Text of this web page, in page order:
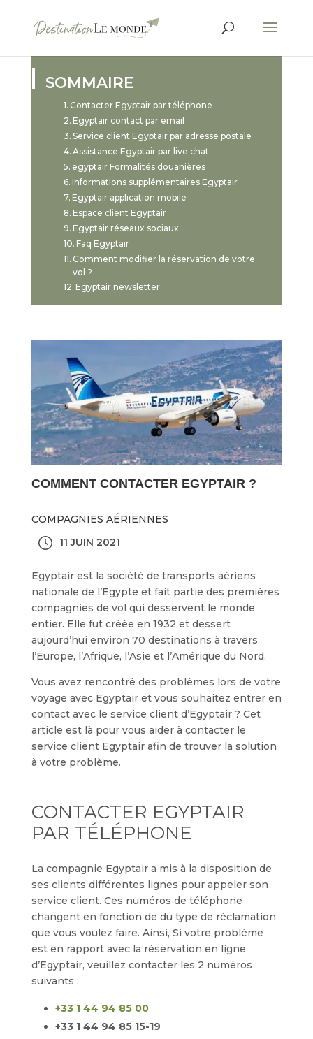
SOMMAIRE
Contacter Egyptair par téléphone
Egyptair contact par email
Service client Egyptair par adresse postale
Assistance Egyptair par live chat
egyptair Formalités douanières
Informations supplémentaires Egyptair
Egyptair application mobile
Espace client Egyptair
Egyptair réseaux sociaux
Faq Egyptair
Comment modifier la réservation de votre
vol ?
Egyptair newsletter
COMMENT CONTACTER EGYPTAIR ?
COMPAGNIES AÉRIENNES
11 JUIN 2021
Egyptair est la société de transports aériens
nationale de l’Egypte et fait partie des premières
compagnies de vol qui desservent le monde
entier. Elle fut créée en 1932 et dessert
aujourd’hui environ 70 destinations à travers
l’Europe, l’Afrique, l’Asie et l’Amérique du Nord.
Vous avez rencontré des problèmes lors de votre
voyage avec Egyptair et vous souhaitez entrer en
contact avec le service client d’Egyptair ? Cet
article est là pour vous aider à contacter le
service client Egyptair afin de trouver la solution
à votre problème.
CONTACTER EGYPTAIR
PAR TÉLÉPHONE
La compagnie Egyptair a mis à la disposition de
ses clients différentes lignes pour appeler son
service client. Ces numéros de téléphone
changent en fonction de du type de réclamation
que vous voulez faire. Ainsi, Si votre problème
est en rapport avec la réservation en ligne
d’Egyptair, veuillez contacter les 2 numéros
suivants :
+33 1 44 94 85 00
+33 1 44 94 85 15-19